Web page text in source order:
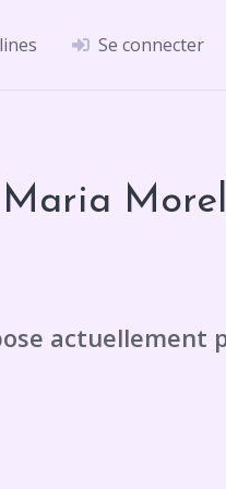
Se connecter
Morel